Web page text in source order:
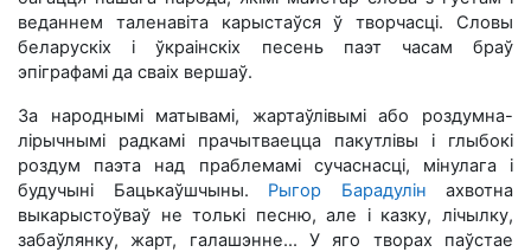
веданнем таленавіта карыстаўся ў творчасці. Словы
беларускіх і ўкраінскіх песень паэт часам браў
эпіграфамі да сваіх вершаў.
За народнымі матывамі, жартаўлівымі або роздумна-
лірычнымі радкамі прачытваецца пакутлівы і глыбокі
роздум паэта над праблемамі сучаснасці, мінулага і
будучыні Бацькаўшчыны. Рыгор Барадулін ахвотна
выкарыстоўваў не толькі песню, але і казку, лічылку,
забаўлянку, жарт, галашэнне... У яго творах паўстае